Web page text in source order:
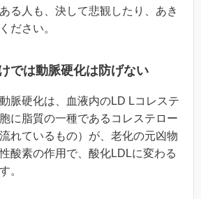
る人も、決して悲観したり、あき
ださい。
では動脈硬化は防げない
脈硬化は、血液内のLD Lコレステ
に脂質の一種であるコレステロー
れているもの）が、老化の元凶物
酸素の作用で、酸化LDLに変わる
。